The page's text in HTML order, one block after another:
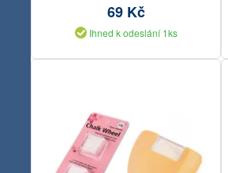
69 Kč
Ihned k odeslání 1ks